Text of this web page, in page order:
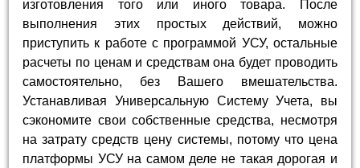
изготовления того или иного товара. После
выполнения этих простых действий, можно
приступить к работе с программой УСУ, остальные
расчеты по ценам и средствам она будет проводить
самостоятельно, без Вашего вмешательства.
Устанавливая Универсальную Систему Учета, вы
сэкономите свои собственные средства, несмотря
на затрату средств цену системы, потому что цена
платформы УСУ на самом деле не такая дорогая и